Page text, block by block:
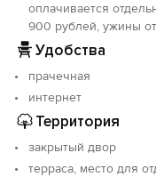
оплачивается
900 рублей, ужины
Удобства
прачечная
интернет
Территория
закрытый двор
терраса, место для